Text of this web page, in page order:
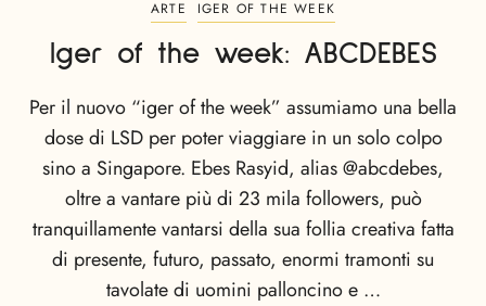
ARTE IGER OF THE WEEK
Iger of the week: ABCDEBES
Per il nuovo “iger of the week” assumiamo una bella
dose di LSD per poter viaggiare in un solo colpo
sino a Singapore. Ebes Rasyid, alias @abcdebes,
oltre a vantare più di 23 mila followers, può
tranquillamente vantarsi della sua follia creativa fatta
di presente, futuro, passato, enormi tramonti su
tavolate di uomini palloncino e …